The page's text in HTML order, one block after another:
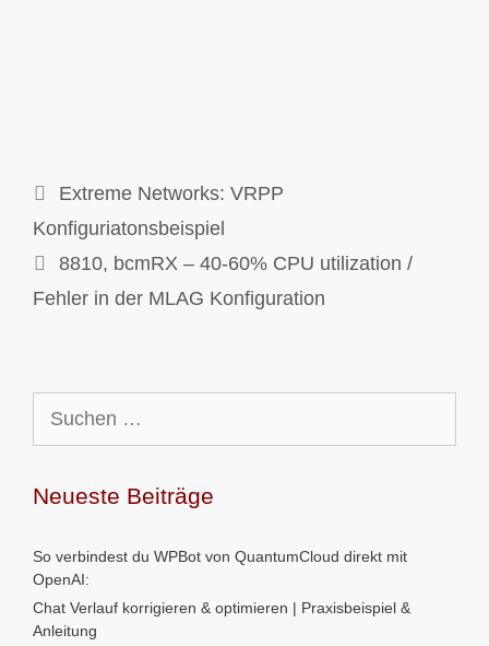
Extreme Networks: VRPP
Konfiguriatonsbeispiel
8810, bcmRX – 40-60% CPU utilization /
Fehler in der MLAG Konfiguration
nach:
Neueste Beiträge
So verbindest du WPBot von QuantumCloud direkt mit
OpenAI:
Chat Verlauf korrigieren & optimieren | Praxisbeispiel &
Anleitung